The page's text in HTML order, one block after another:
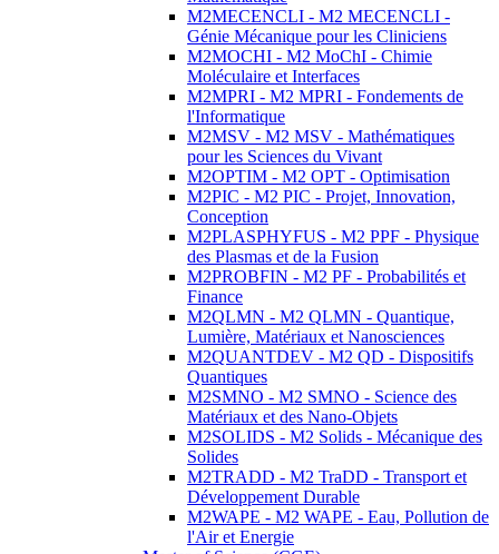
M2MECENCLI - M2 MECENCLI -
Génie Mécanique pour les Cliniciens
M2MOCHI - M2 MoChI - Chimie
Moléculaire et Interfaces
M2MPRI - M2 MPRI - Fondements de
l'Informatique
M2MSV - M2 MSV - Mathématiques
pour les Sciences du Vivant
M2OPTIM - M2 OPT - Optimisation
M2PIC - M2 PIC - Projet, Innovation,
Conception
M2PLASPHYFUS - M2 PPF - Physique
des Plasmas et de la Fusion
M2PROBFIN - M2 PF - Probabilités et
Finance
M2QLMN - M2 QLMN - Quantique,
Lumière, Matériaux et Nanosciences
M2QUANTDEV - M2 QD - Dispositifs
Quantiques
M2SMNO - M2 SMNO - Science des
Matériaux et des Nano-Objets
M2SOLIDS - M2 Solids - Mécanique des
Solides
M2TRADD - M2 TraDD - Transport et
Développement Durable
M2WAPE - M2 WAPE - Eau, Pollution de
l'Air et Energie